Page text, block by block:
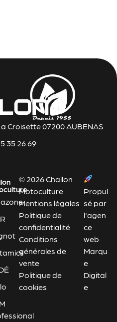
Croisette 07200 AUBENAS
35 26 69
© 2026 Challon
Motoculture
Mentions légales
Politique de
confidentialité
Conditions
générales de
vente
Politique de
cookies
Propul
sé par
l'agen
ce
web
Marqu
e
Digital
e